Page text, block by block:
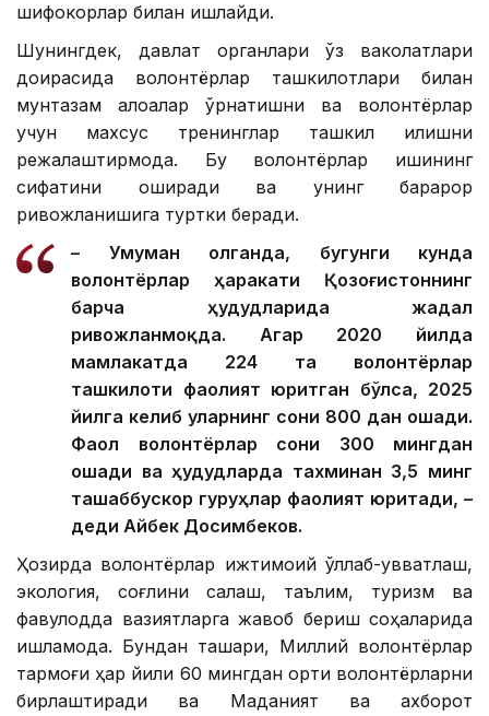
шифокорлар билан ишлайди.
Шунингдек, давлат органлари ўз ваколатлари
доирасида волонтёрлар ташкилотлари билан
мунтазам алоқалар ўрнатишни ва волонтёрлар
учун махсус тренинглар ташкил қилишни
режалаштирмоқда. Бу волонтёрлар ишининг
сифатини оширади ва унинг барқарор
ривожланишига туртки беради.
– Умуман олганда, бугунги кунда
волонтёрлар ҳаракати Қозоғистоннинг
барча ҳудудларида жадал
ривожланмоқда. Агар 2020 йилда
мамлакатда 224 та волонтёрлар
ташкилоти фаолият юритган бўлса, 2025
йилга келиб уларнинг сони 800 дан ошади.
Фаол волонтёрлар сони 300 мингдан
ошади ва ҳудудларда тахминан 3,5 минг
ташаббускор гуруҳлар фаолият юритади, –
деди Айбек Досимбеков.
Ҳозирда волонтёрлар ижтимоий қўллаб-қувватлаш,
экология, соғлиқни сақлаш, таълим, туризм ва
фавқулодда вазиятларга жавоб бериш соҳаларида
ишламоқда. Бундан ташқари, Миллий волонтёрлар
тармоғи ҳар йили 60 мингдан ортиқ волонтёрларни
бирлаштиради ва Маданият ва ахборот